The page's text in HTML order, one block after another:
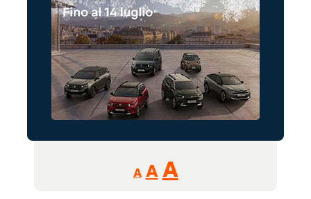
A
Reducir
tamaño
A Restablecer
AAumentar